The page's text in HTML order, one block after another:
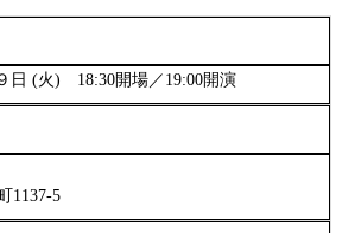
日 (火) 18:30開場／19:00開演
1137-5